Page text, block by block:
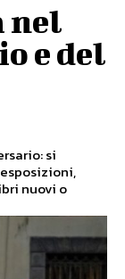
nel
e del
si
nuovi o